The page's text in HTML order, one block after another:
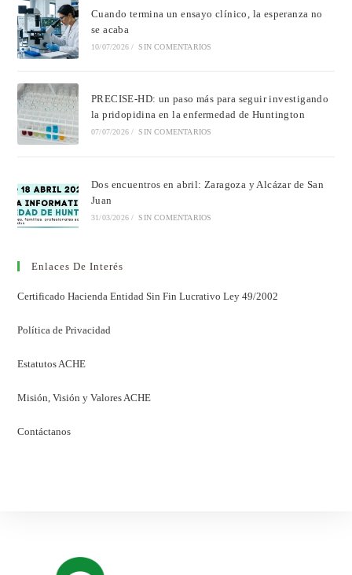
Cuando termina un ensayo clínico, la esperanza no
se acaba
10/07/2026 / SIN COMENTARIOS
PRECISE-HD: un paso más para seguir investigando
la pridopidina en la enfermedad de Huntington
07/07/2026 / SIN COMENTARIOS
Dos encuentros en abril: Zaragoza y Alcázar de San
Juan
31/03/2026 / SIN COMENTARIOS
Enlaces De Interés
Certificado Hacienda Entidad Sin Fin Lucrativo Ley 49/2002
Política de Privacidad
Estatutos ACHE
Misión, Visión y Valores ACHE
Contáctanos